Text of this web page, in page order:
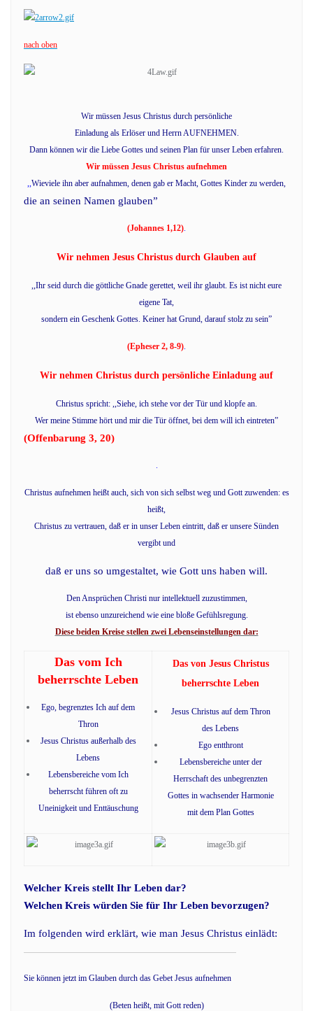
nach oben
Wir müssen Jesus Christus durch persönliche
Einladung als Erlöser und Herrn AUFNEHMEN.
Dann können wir die Liebe Gottes und seinen Plan für unser Leben erfahren.
Wir müssen Jesus Christus aufnehmen
,,Wieviele ihn aber aufnahmen, denen gab er Macht, Gottes Kinder zu werden,
die an seinen Namen glauben”
(Johannes 1,12).
Wir nehmen Jesus Christus durch Glauben auf
,,Ihr seid durch die göttliche Gnade gerettet, weil ihr glaubt. Es ist nicht eure
eigene Tat,
sondern ein Geschenk Gottes. Keiner hat Grund, darauf stolz zu sein”
(Epheser 2, 8-9).
Wir nehmen Christus durch persönliche Einladung auf
Christus spricht: ,,Siehe, ich stehe vor der Tür und klopfe an.
Wer meine Stimme hört und mir die Tür öffnet, bei dem will ich eintreten”
(Offenbarung 3, 20)
.
Christus aufnehmen heißt auch, sich von sich selbst weg und Gott zuwenden: es
heißt,
Christus zu vertrauen, daß er in unser Leben eintritt, daß er unsere Sünden
vergibt und
daß er uns so umgestaltet, wie Gott uns haben will.
Den Ansprüchen Christi nur intellektuell zuzustimmen,
ist ebenso unzureichend wie eine bloße Gefühlsregung.
Diese beiden Kreise stellen zwei Lebenseinstellungen dar:
Das vom Ich
beherrschte Leben
Ego, begrenztes Ich auf dem
Thron
Jesus Christus außerhalb des
Lebens
Lebensbereiche vom Ich
beherrscht führen oft zu
Uneinigkeit und Enttäuschung
Das von Jesus Christus
beherrschte Leben
Jesus Christus auf dem Thron
des Lebens
Ego entthront
Lebensbereiche unter der
Herrschaft des unbegrenzten
Gottes in wachsender Harmonie
mit dem Plan Gottes
Welcher Kreis stellt Ihr Leben dar?
Welchen Kreis würden Sie für Ihr Leben bevorzugen?
Im folgenden wird erklärt, wie man Jesus Christus einlädt:
Sie können jetzt im Glauben durch das Gebet Jesus aufnehmen
(Beten heißt, mit Gott reden)